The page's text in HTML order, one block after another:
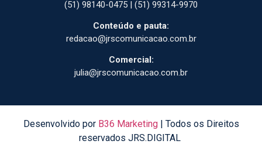
(51) 98140-0475 | (51) 99314-9970
Conteúdo e pauta:
redacao@jrscomunicacao.com.br
Comercial:
julia@jrscomunicacao.com.br
Desenvolvido por B36 Marketing| Todos os Direitos
reservados JRS.DIGITAL